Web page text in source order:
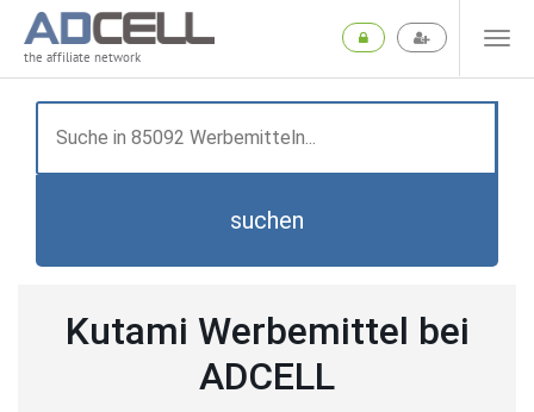
the affiliate network
suchen
Kutami Werbemittel bei
ADCELL